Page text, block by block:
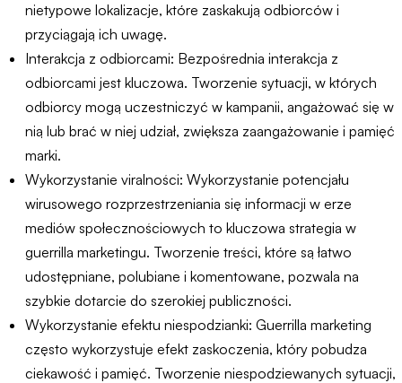
nietypowe lokalizacje, które zaskakują odbiorców i
przyciągają ich uwagę.
Interakcja z odbiorcami: Bezpośrednia interakcja z
odbiorcami jest kluczowa. Tworzenie sytuacji, w których
odbiorcy mogą uczestniczyć w kampanii, angażować się w
nią lub brać w niej udział, zwiększa zaangażowanie i pamięć
marki.
Wykorzystanie viralności: Wykorzystanie potencjału
wirusowego rozprzestrzeniania się informacji w erze
mediów społecznościowych to kluczowa strategia w
guerrilla marketingu. Tworzenie treści, które są łatwo
udostępniane, polubiane i komentowane, pozwala na
szybkie dotarcie do szerokiej publiczności.
Wykorzystanie efektu niespodzianki: Guerrilla marketing
często wykorzystuje efekt zaskoczenia, który pobudza
ciekawość i pamięć. Tworzenie niespodziewanych sytuacji,